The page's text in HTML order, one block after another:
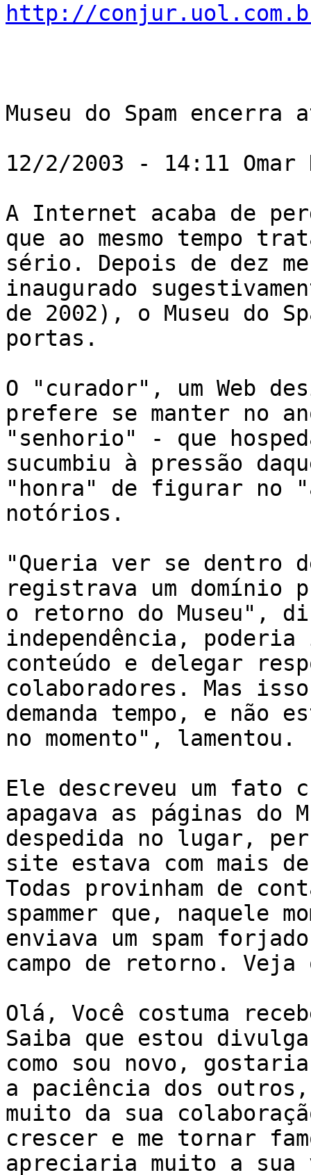
http://
Museu do Spam
12/2/2003 - 14:11
A Internet acaba de
que ao mesmo tempo
sério. Depois de dez
inaugurado
de 2002), o Museu do
portas.
O "curador", um Web
prefere se manter no
"senhorio" - que
sucumbiu à pressão
"honra" de figurar no
notórios.
"Queria ver se dentro
registrava um
o retorno do Museu",
independência,
conteúdo e delegar
colaboradores. Mas
demanda tempo, e não
no momento", lamentou.
Ele descreveu um fato
apagava as páginas do
despedida no lugar,
site estava com mais
Todas provinham de
spammer que, naquele
enviava um spam
campo de retorno. Veja
Olá, Você costuma
Saiba que estou
como sou novo,
a paciência dos
muito da sua
crescer e me tornar